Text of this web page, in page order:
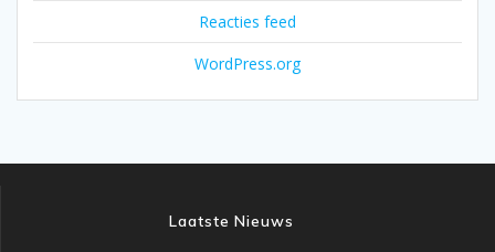
Reacties feed
WordPress.org
Laatste Nieuws